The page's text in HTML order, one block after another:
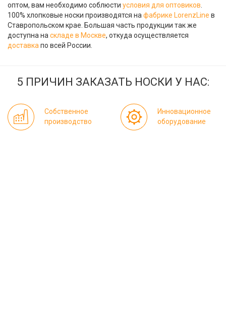
оптом, вам необходимо соблюсти условия для оптовиков.
100% хлопковые носки производятся нафабрике LorenzLine в
Ставропольском крае. Большая часть продукции так же
доступна наскладе в Москве, откуда осуществляется
доставкапо всей России.
5 ПРИЧИН ЗАКАЗАТЬ НОСКИ У НАС:
Собственное
производство
Инновационное
оборудование